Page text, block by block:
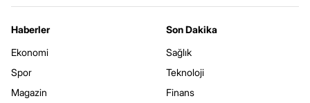
Haberler
Ekonomi
Spor
Magazin
Son Dakika
Sağlık
Teknoloji
Finans